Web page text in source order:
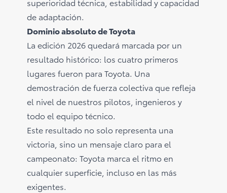
superioridad técnica, estabilidad y capacidad
de adaptación.
Dominio absoluto de Toyota
La edición 2026 quedará marcada por un
resultado histórico: los cuatro primeros
lugares fueron para Toyota. Una
demostración de fuerza colectiva que refleja
el nivel de nuestros pilotos, ingenieros y
todo el equipo técnico.
Este resultado no solo representa una
victoria, sino un mensaje claro para el
campeonato: Toyota marca el ritmo en
cualquier superficie, incluso en las más
exigentes.